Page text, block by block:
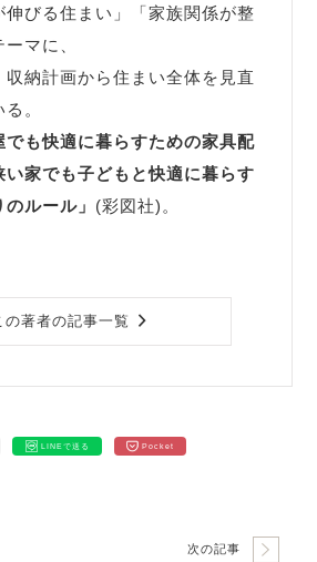
伸びる住まい」「家族関係が整
マに、
納計画から住まい全体を見直
。
でも快適に暮らすための家具配
い家でも子どもと快適に暮らす
ルール」 (彩図社)。
の著者の記事一覧
LINEで送る Pocket
次の記事